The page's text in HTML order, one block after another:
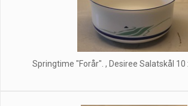
Springtime "Forår". , Desiree Salatskål 10